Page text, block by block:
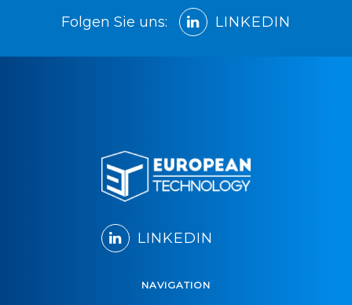
Folgen Sie uns: LINKEDIN
LINKEDIN
NAVIGATION